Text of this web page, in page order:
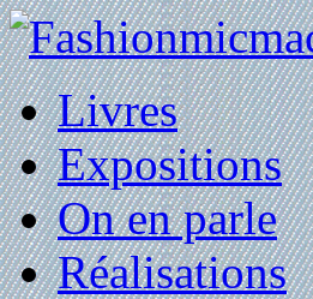
Livres
Expositions
On en parle
Réalisations